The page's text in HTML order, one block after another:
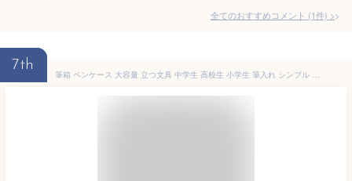
全てのおすすめコメント (1件) >
7th
筆箱 ペンケース 大容量 立つ文具 中学生 高校生 小学生 筆入れ シンプル おしゃれ ふでばこ ぺんけーす かわいい 男の子 女の子 帆布 小物収納 ペンポーチ マチつき 多機能 ペン入れ キャンバス ペンスタンド 自立大きく開く 文房具